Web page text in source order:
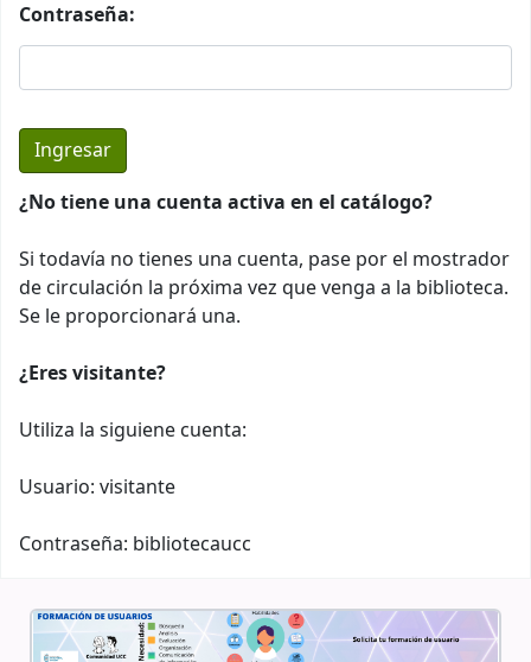
Contraseña:
¿No tiene una cuenta activa en el catálogo?
Si todavía no tienes una cuenta, pase por el mostrador
de circulación la próxima vez que venga a la biblioteca.
Se le proporcionará una.
¿Eres visitante?
Utiliza la siguiene cuenta:
Usuario: visitante
Contraseña: bibliotecaucc